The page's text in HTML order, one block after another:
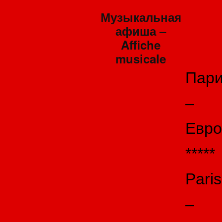
Музыкальная
афиша –
Affiche
musicale
–
*****
Paris
–